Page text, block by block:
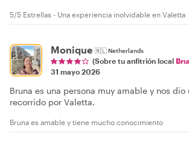
5/5 Estrellas - Una experiencia inolvidable en Valetta
Monique 🇳🇱Netherlands
(Sobre tu anfitrión local
31 mayo 2026
Bruna es una persona muy amable y nos dio
recorrido por Valetta.
Bruna es amable y tiene mucho conocimiento